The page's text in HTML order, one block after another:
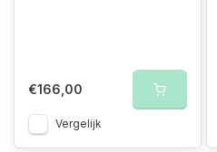
€166,00
Vergelijk